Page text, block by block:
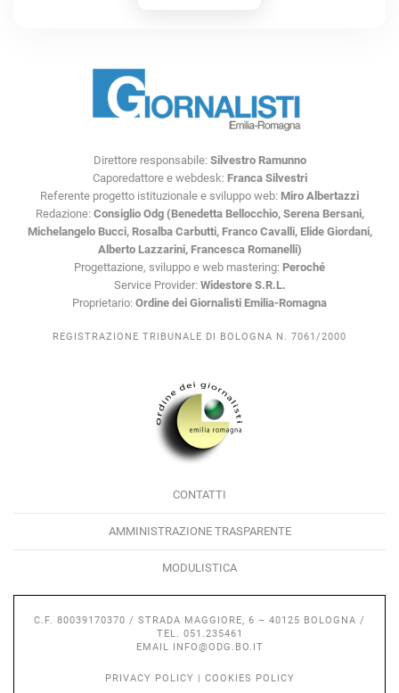
Direttore responsabile: Silvestro Ramunno
Caporedattore e webdesk: Franca Silvestri
Referente progetto istituzionale e sviluppo web: Miro Albertazzi
Redazione: Consiglio Odg (Benedetta Bellocchio, Serena Bersani,
Michelangelo Bucci, Rosalba Carbutti, Franco Cavalli, Elide Giordani,
Alberto Lazzarini, Francesca Romanelli)
Progettazione, sviluppo e web mastering: Peroché
Service Provider: Widestore S.R.L.
Proprietario: Ordine dei Giornalisti Emilia-Romagna
REGISTRAZIONE TRIBUNALE DI BOLOGNA N. 7061/2000
CONTATTI
AMMINISTRAZIONE TRASPARENTE
MODULISTICA
C.F. 80039170370 / STRADA MAGGIORE, 6 – 40125 BOLOGNA /
TEL. 051.235461
EMAIL INFO@ODG.BO.IT
PRIVACY POLICY | COOKIES POLICY